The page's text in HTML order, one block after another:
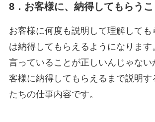
8．お客様に、納得してもらうこ
お客様に何度も説明して理解しても
は納得してもらえるようになります
言っていることが正しいんじゃない
客様に納得してもらえるまで説明す
たちの仕事内容です。